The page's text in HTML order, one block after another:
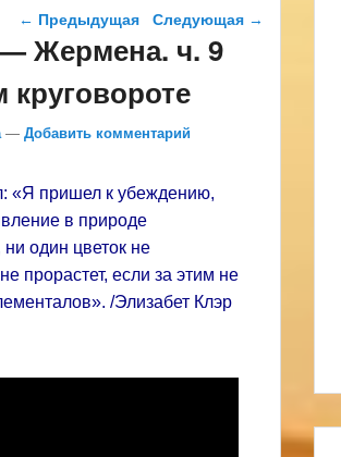
Навигация по записям
← Предыдущая Следующая →
Жермена. ч. 9
круговороте
— Добавить комментарий
«Я пришел к убеждению,
в природе
один цветок не
прорастет, если за этим не
/Элизабет Клэр